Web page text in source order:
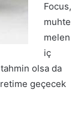
Focus,
muhte
melen
iç
olsa da
geçecek